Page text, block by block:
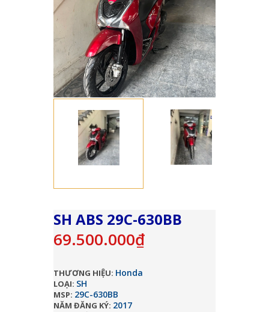
SH ABS 29C-630BB
69.500.000₫
THƯƠNG HIỆU: Honda
LOẠI: SH
MSP: 29C-630BB
NĂM ĐĂNG KÝ: 2017